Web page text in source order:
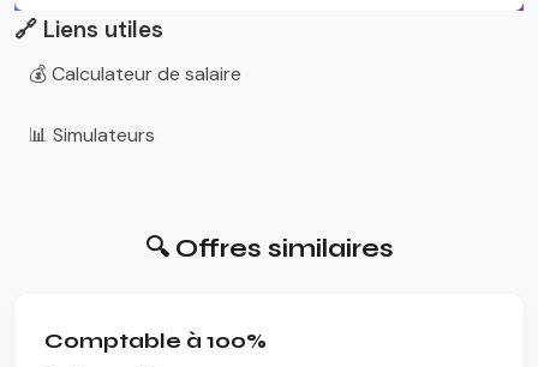
🔗 Liens utiles
💰 Calculateur de salaire
📊 Simulateurs
🔍 Offres similaires
Comptable à 100%